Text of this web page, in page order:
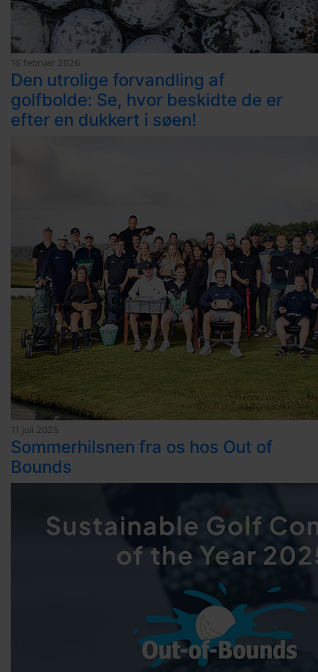
16 februar 2026
Den utrolige forvandling af
golfbolde: Se, hvor beskidte de er
efter en dukkert i søen!
11 juli 2025
Sommerhilsnen fra os hos Out of
Bounds